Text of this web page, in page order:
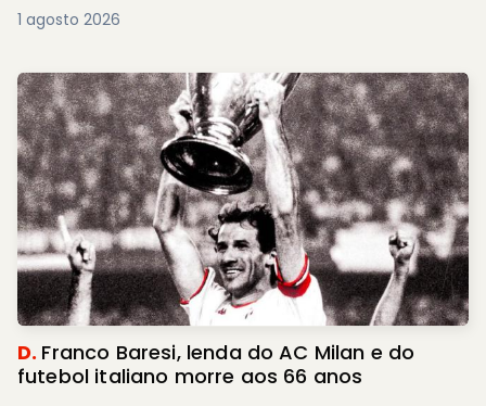
1 agosto 2026
D. Franco Baresi, lenda do AC Milan e do
futebol italiano morre aos 66 anos